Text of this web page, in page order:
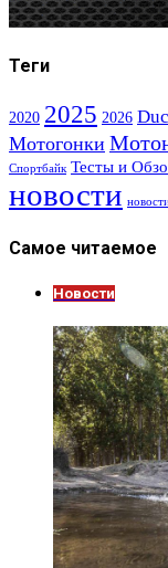
Теги
2020 2025 2026
Мотогонки
Спортбайк Тесты и
новости
Самое читаемое
Новости